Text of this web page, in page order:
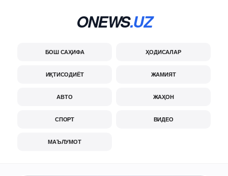
ONEWS.UZ
БОШ САҲИФА ҲОДИСАЛАР
ИҚТИСОДИЁТ ЖАМИЯТ
АВТО ЖАҲОН
СПОРТ ВИДЕО
МАЪЛУМОТ